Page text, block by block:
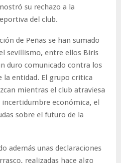
su rechazo a la
del club.
de Peñas se han sumado
sevillismo, entre ellos Biris
duro comunicado contra los
la entidad. El grupo critica
mientras el club atraviesa
económica, el
sobre el futuro de la
además unas declaraciones
realizadas hace algo